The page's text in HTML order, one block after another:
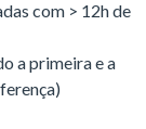
com > 12h de
a primeira e a